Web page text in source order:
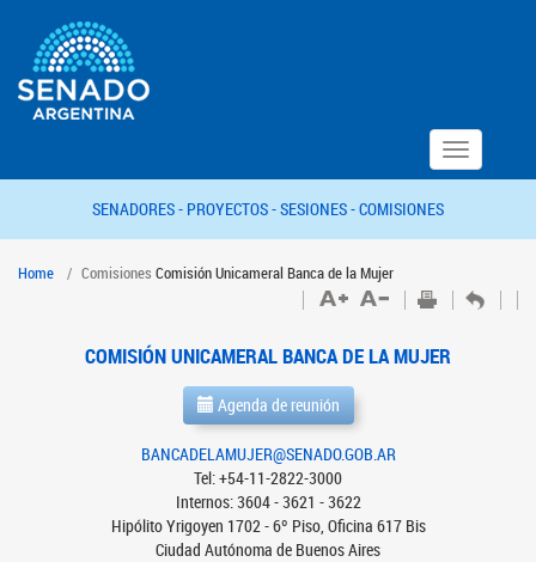
Toggle
navigation
SENADORES - PROYECTOS -SESIONES -COMISIONES
Home Comisiones Comisión Unicameral Banca de la Mujer
COMISIÓN UNICAMERAL BANCA DE LA MUJER
Agenda de reunión
BANCADELAMUJER@SENADO.GOB.AR
Tel: +54-11-2822-3000
Internos: 3604 - 3621 - 3622
Hipólito Yrigoyen 1702 - 6º Piso, Oficina 617 Bis
Ciudad Autónoma de Buenos Aires